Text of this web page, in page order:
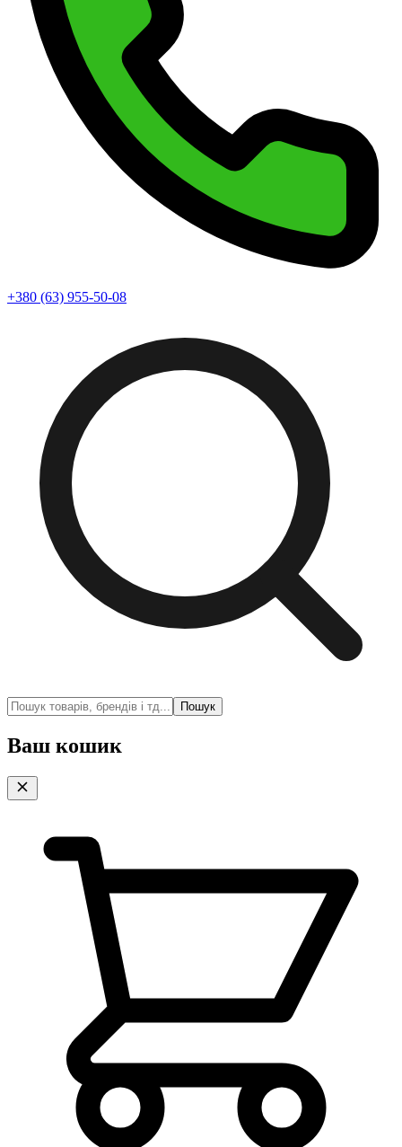
+380 (63) 955-50-08
Пошук
Ваш кошик